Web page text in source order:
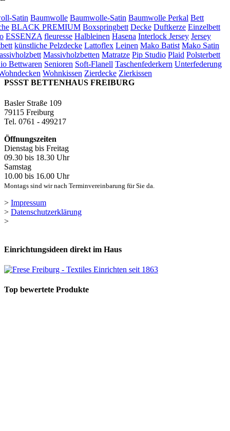
Satin Baumwolle Baumwolle-Satin Baumwolle Perkal Bett
BLACK PREMIUM Boxspringbett Decke Duftkerze Einzelbett
ESSENZA fleuresse Halbleinen Hasena Interlock Jersey Jersey
künstliche Pelzdecke Lattoflex Leinen Mako Batist Mako Satin
Massivholzbetten Matratze Pip Studio Plaid Polsterbett
Bettwaren Senioren Soft-Flanell Taschenfederkern Unterfederung
Wohnkissen Zierdecke Zierkissen
PSSST BETTENHAUS FREIBURG
Basler Straße 109
79115 Freiburg
Tel. 0761 - 499217
Öffnungszeiten
Dienstag bis Freitag
09.30 bis 18.30 Uhr
Samstag
10.00 bis 16.00 Uhr
Montags sind wir nach Terminvereinbarung für Sie da.
> Impressum
> Datenschutzerklärung
>
Einrichtungsideen direkt im Haus
Top bewertete Produkte